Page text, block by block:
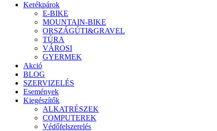
Kerékpárok
E-BIKE
MOUNTAIN-BIKE
ORSZÁGÚTI&GRAVEL
TÚRA
VÁROSI
GYERMEK
Akció
BLOG
SZERVIZELÉS
Események
Kiegészítők
ALKATRÉSZEK
COMPUTEREK
Védőfelszerelés